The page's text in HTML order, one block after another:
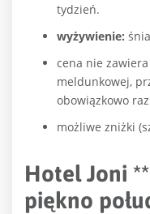
tydzień.
wyżywienie:
cena nie
meldunkowej,
obowiązkowo
możliwe zniżki
Hotel Joni
piękno